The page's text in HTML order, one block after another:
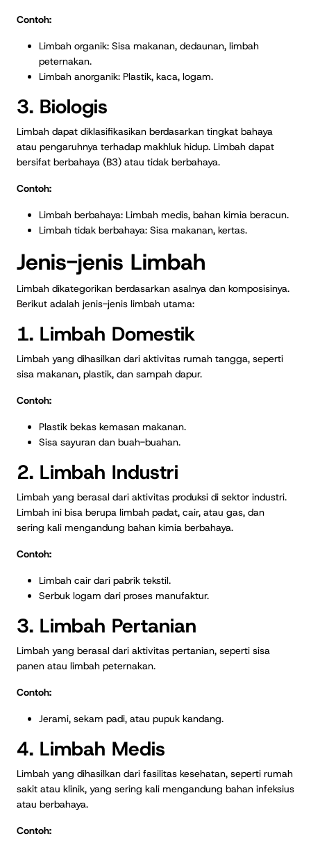
Contoh:
Limbah organik: Sisa makanan, dedaunan, limbah
peternakan.
Limbah anorganik: Plastik, kaca, logam.
3. Biologis
Limbah dapat diklasifikasikan berdasarkan tingkat bahaya
atau pengaruhnya terhadap makhluk hidup. Limbah dapat
bersifat berbahaya (B3) atau tidak berbahaya.
Contoh:
Limbah berbahaya: Limbah medis, bahan kimia beracun.
Limbah tidak berbahaya: Sisa makanan, kertas.
Jenis-jenis Limbah
Limbah dikategorikan berdasarkan asalnya dan komposisinya.
Berikut adalah jenis-jenis limbah utama:
1. Limbah Domestik
Limbah yang dihasilkan dari aktivitas rumah tangga, seperti
sisa makanan, plastik, dan sampah dapur.
Contoh:
Plastik bekas kemasan makanan.
Sisa sayuran dan buah-buahan.
2. Limbah Industri
Limbah yang berasal dari aktivitas produksi di sektor industri.
Limbah ini bisa berupa limbah padat, cair, atau gas, dan
sering kali mengandung bahan kimia berbahaya.
Contoh:
Limbah cair dari pabrik tekstil.
Serbuk logam dari proses manufaktur.
3. Limbah Pertanian
Limbah yang berasal dari aktivitas pertanian, seperti sisa
panen atau limbah peternakan.
Contoh:
Jerami, sekam padi, atau pupuk kandang.
4. Limbah Medis
Limbah yang dihasilkan dari fasilitas kesehatan, seperti rumah
sakit atau klinik, yang sering kali mengandung bahan infeksius
atau berbahaya.
Contoh: